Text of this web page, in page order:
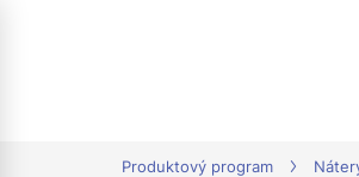
Produktový program